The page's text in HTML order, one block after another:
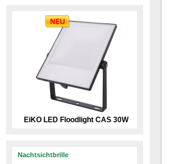
EiKO LED Floodlight CAS 30W
Nachtsichtbrille